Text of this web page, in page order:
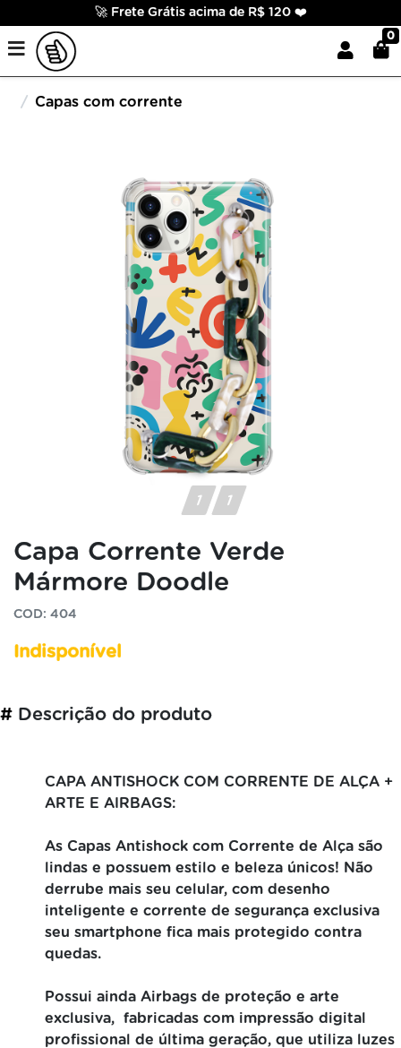
🚀 Frete Grátis acima de R$ 120 ❤️
0
Capas com corrente
Capa Corrente Verde
Mármore Doodle
COD: 404
Indisponível
# Descrição do produto
CAPA ANTISHOCK COM CORRENTE DE ALÇA +
ARTE E AIRBAGS:
As Capas Antishock com Corrente de Alça são
lindas e possuem estilo e beleza únicos! Não
derrube mais seu celular, com desenho
inteligente e corrente de segurança exclusiva
seu smartphone fica mais protegido contra
quedas.
Possui ainda Airbags de proteção e arte
exclusiva, fabricadas com impressão digital
profissional de última geração, que utiliza luzes